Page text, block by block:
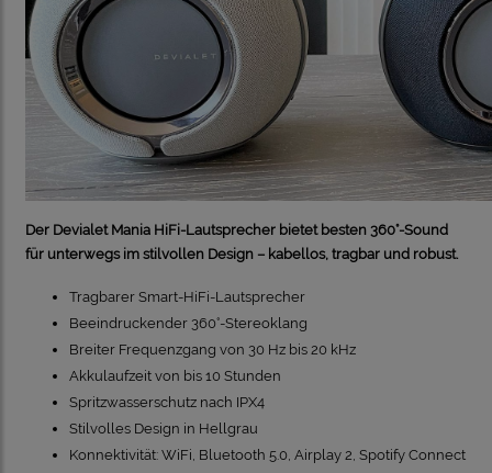
Der Devialet Mania HiFi-Lautsprecher bietet besten 360°-Sound
für unterwegs im stilvollen Design – kabellos, tragbar und robust.
Tragbarer Smart-HiFi-Lautsprecher
Beeindruckender 360°-Stereoklang
Breiter Frequenzgang von 30 Hz bis 20 kHz
Akkulaufzeit von bis 10 Stunden
Spritzwasserschutz nach IPX4
Stilvolles Design in Hellgrau
Konnektivität: WiFi, Bluetooth 5.0, Airplay 2, Spotify Connect